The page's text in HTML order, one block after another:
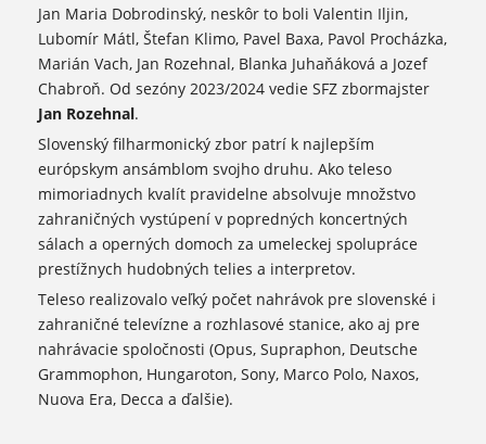
Jan Maria Dobrodinský, neskôr to boli Valentin Iljin,
Lubomír Mátl, Štefan Klimo, Pavel Baxa, Pavol Procházka,
Marián Vach, Jan Rozehnal, Blanka Juhaňáková a Jozef
Chabroň. Od sezóny 2023/2024 vedie SFZ zbormajster
Jan Rozehnal.
Slovenský filharmonický zbor patrí k najlepším
európskym ansámblom svojho druhu. Ako teleso
mimoriadnych kvalít pravidelne absolvuje množstvo
zahraničných vystúpení v popredných koncertných
sálach a operných domoch za umeleckej spolupráce
prestížnych hudobných telies a interpretov.
Teleso realizovalo veľký počet nahrávok pre slovenské i
zahraničné televízne a rozhlasové stanice, ako aj pre
nahrávacie spoločnosti (Opus, Supraphon, Deutsche
Grammophon, Hungaroton, Sony, Marco Polo, Naxos,
Nuova Era, Decca a ďalšie).